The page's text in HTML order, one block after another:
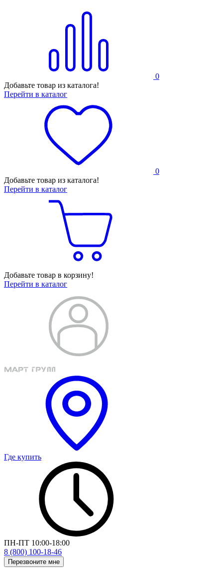
0
Добавьте товар из каталога!
Перейти в каталог
0
Добавьте товар из каталога!
Перейти в каталог
Добавьте товар в корзину!
Перейти в каталог
Где купить
ПН-ПТ 10:00-18:00
8 (800) 100-18-46
Перезвоните мне